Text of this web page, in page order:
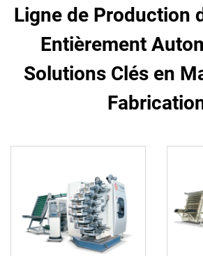
Ligne de Production
Entièrement
Solutions Clés en